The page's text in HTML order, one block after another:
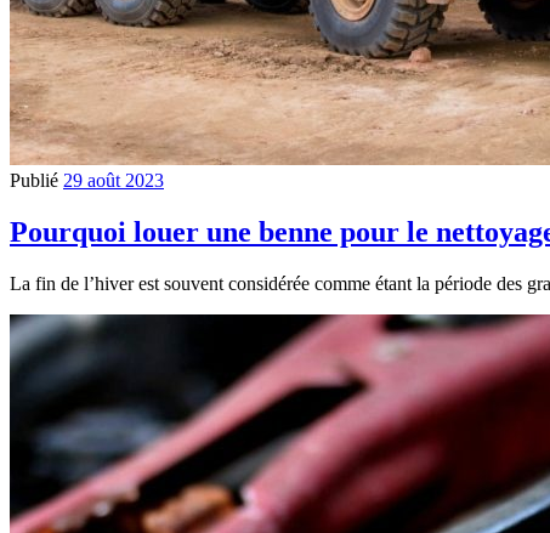
Publié 29 août 2023
Pourquoi louer une benne pour le
La fin de l’hiver est souvent considérée comme étant la période des